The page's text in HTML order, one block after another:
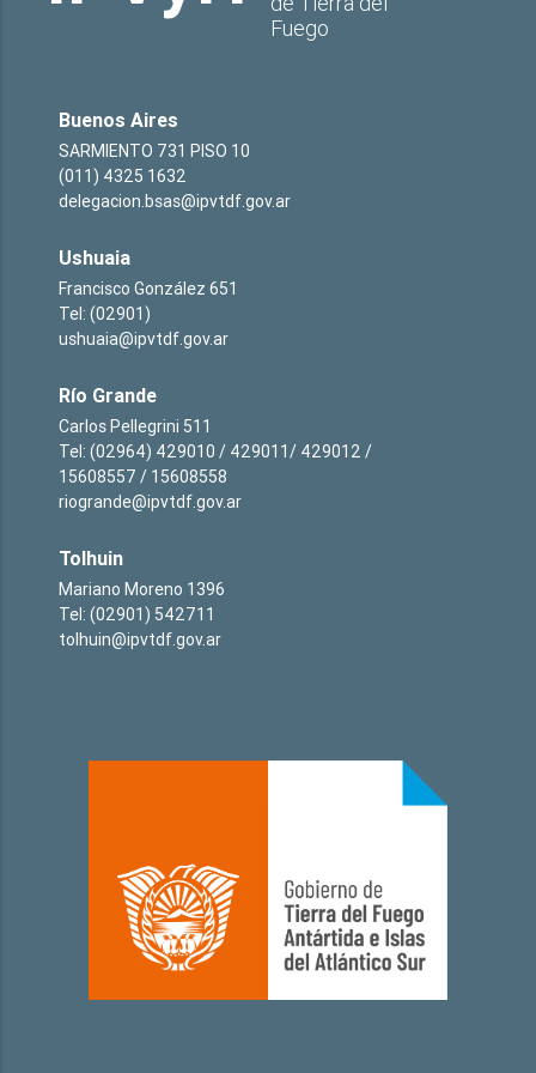
Fuego
Buenos Aires
SARMIENTO 731 PISO 10
(011) 4325 1632
delegacion.bsas@ipvtdf.gov.ar
Ushuaia
Francisco González 651
Tel: (02901)
ushuaia@ipvtdf.gov.ar
Río Grande
Carlos Pellegrini 511
Tel: (02964) 429010 / 429011/ 429012 /
15608557 / 15608558
riogrande@ipvtdf.gov.ar
Tolhuin
Mariano Moreno 1396
Tel: (02901) 542711
tolhuin@ipvtdf.gov.ar